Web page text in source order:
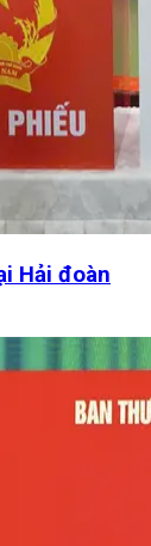
Hải đoàn